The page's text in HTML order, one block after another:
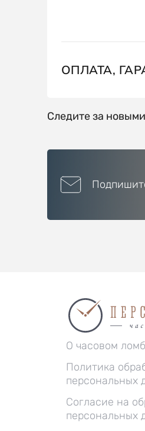
ОПЛАТА,
Следите за
О часовом
Политика
персональных
Согласие на
персональных